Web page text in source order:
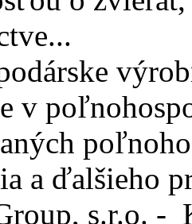
v
a ďalšieho
s.r.o. -